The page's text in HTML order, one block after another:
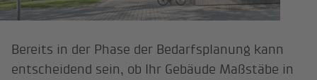
Bereits in der Phase der Bedarfsplanung kann
entscheidend sein, ob Ihr Gebäude Maßstäbe in